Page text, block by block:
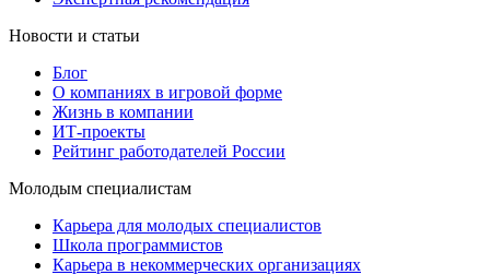
Новости и статьи
Блог
О компаниях в игровой форме
Жизнь в компании
ИТ-проекты
Рейтинг работодателей России
Молодым специалистам
Карьера для молодых специалистов
Школа программистов
Карьера в некоммерческих организациях